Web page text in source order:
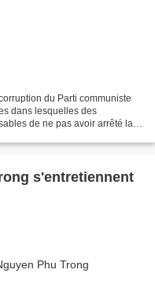
du Parti communiste
dans lesquelles des
de ne pas avoir arrêté la
s'entretiennent